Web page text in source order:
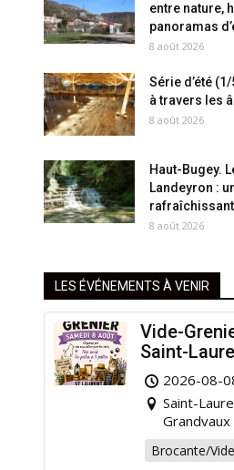
entre nature,
panoramas
8 août 2026
Série d’été
à travers les
8 août 2026
Haut-Bugey.
Landeyron :
8 août 2026
LES ÉVÉNEMENTS À VENIR
Vide-
Saint-
Grandvaux
chiner pour
cause !
2026-08-
Saint-
Grandvaux
Brocante/